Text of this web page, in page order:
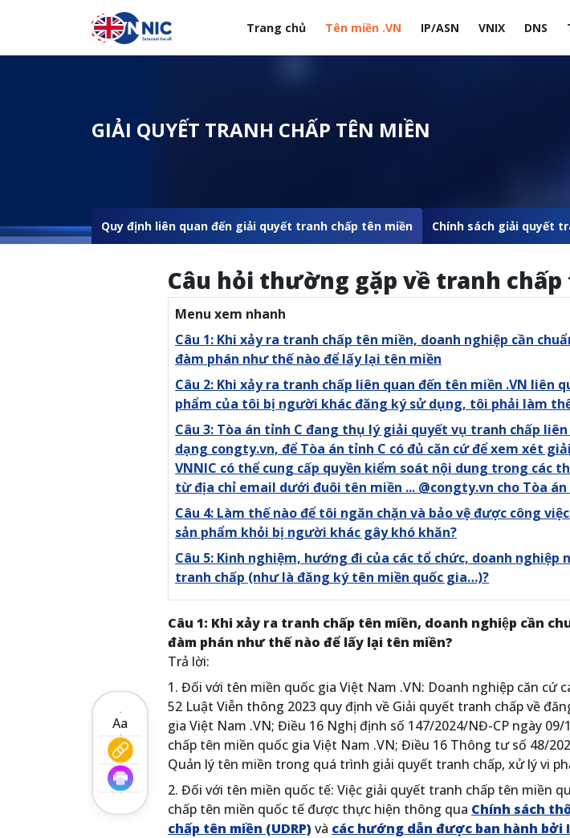
Nhảy đến nội dung
Trang chủ Tên miền .VN IP/ASN VNIX DNS
Menuheader của website
GIẢI QUYẾT TRANH CHẤP TÊN MIỀN
Quy định liên quan đến giải quyết tranh chấp tên miền Chính sách giải quyết
Aa
Câu hỏi thường gặp về tranh
Menu xem nhanh
Câu 1: Khi xảy ra tranh chấp tên miền, doanh nghiệp cần
đàm phán như thế nào để lấy lại tên miền
Câu 2: Khi xảy ra tranh chấp liên quan đến tên miền .VN liên
phẩm của tôi bị người khác đăng ký sử dụng, tôi phải làm
Câu 3: Tòa án tỉnh C đang thụ lý giải quyết vụ tranh chấp
dạng congty.vn, để Tòa án tỉnh C có đủ căn cứ để xem xét
VNNIC có thể cung cấp quyền kiểm soát nội dung trong các
từ địa chỉ email dưới đuôi tên miền ... @congty.vn cho Tòa
Câu 4: Làm thế nào để tôi ngăn chặn và bảo vệ được công
sản phẩm khỏi bị người khác gây khó khăn?
Câu 5: Kinh nghiệm, hướng đi của các tổ chức, doanh
tranh chấp (như là đăng ký tên miền quốc gia…)?
Câu 1: Khi xảy ra tranh chấp tên miền, doanh nghiệp cần
đàm phán như thế nào để lấy lại tên miền?
Trả lời:
1. Đối với tên miền quốc gia Việt Nam .VN: Doanh nghiệp căn cứ
52 Luật Viễn thông 2023 quy định về Giải quyết tranh chấp về
gia Việt Nam .VN; Điều 16 Nghị định số 147/2024/NĐ-CP ngày
chấp tên miền quốc gia Việt Nam .VN; Điều 16 Thông tư số 48/
Quản lý tên miền trong quá trình giải quyết tranh chấp, xử lý vi
2. Đối với tên miền quốc tế: Việc giải quyết tranh chấp tên miền
chấp tên miền quốc tế được thực hiện thông qua Chính sách
chấp tên miền (UDRP) và các hướng dẫn được ban hành bởi